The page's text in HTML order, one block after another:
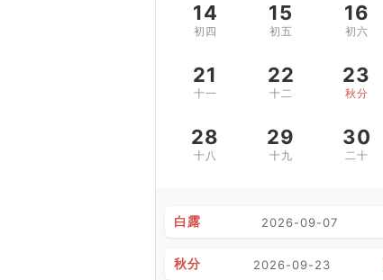
14
初四
15
初五
16
初六
21
十一
22
十二
23
秋分
28
十八
29
十九
30
二十
白露 2026-09-07
秋分 2026-09-23